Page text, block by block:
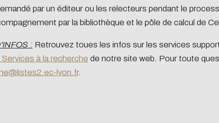
par un éditeur ou les relecteurs pendant le
par la bibliothèque et le pôle de calcul de
: Retrouvez toues les infos sur les services
Services à la recherche de notre site web. Pour toute
lyon.fr.